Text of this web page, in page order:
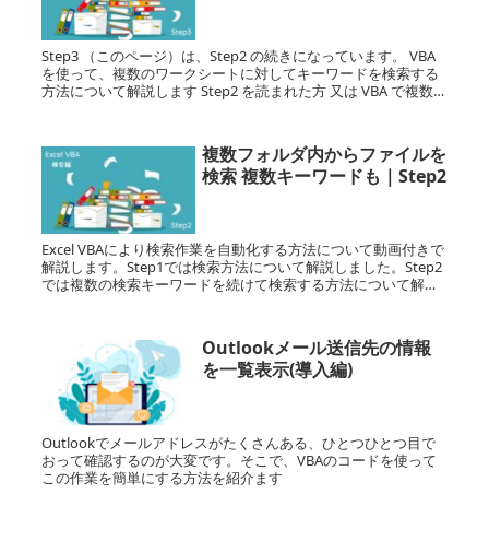
Step3 （このページ）は、Step2 の続きになっています。 VBA
を使って、複数のワークシートに対してキーワードを検索する
方法について解説します Step2 を読まれた方 又は VBA で複数の
複数フォルダ内からファイルを
検索 複数キーワードも｜Step2
Excel VBAにより検索作業を自動化する方法について動画付きで
解説します。Step1では検索方法について解説しました。Step2
では複数の検索キーワードを続けて検索する方法について解説
Outlookメール送信先の情報
を一覧表示(導入編)
Outlookでメールアドレスがたくさんある、ひとつひとつ目で
おって確認するのが大変です。そこで、VBAのコードを使って
この作業を簡単にする方法を紹介ます